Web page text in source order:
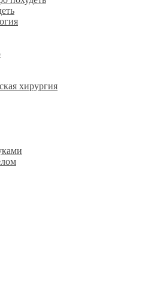
хирургия